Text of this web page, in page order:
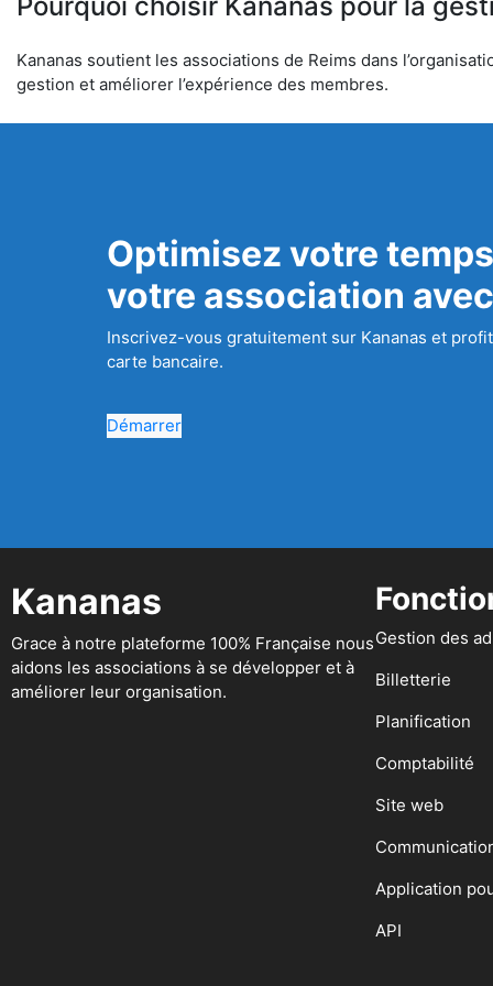
Kananas soutient les associations de Reims dans
gestion et améliorer l’expérience des membres.
Optimisez votre
votre association
Inscrivez-vous gratuitement sur Kananas et
carte bancaire.
Démarrer
Kananas
Grace à notre plateforme 100% Française nous
aidons les associations à se développer et à
améliorer leur organisation.
Gestion des
Billetterie
Planification
Comptabilité
Site web
Application
API